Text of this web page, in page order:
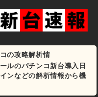
の攻略解析情
ルのパチンコ新台導入日
ンなどの解析情報から機